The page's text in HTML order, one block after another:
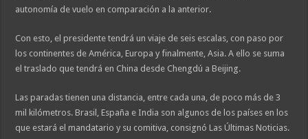
autonomía de vuelo en comparación a la anterior.
Con esto, el presidente tendrá un viaje de seis escalas, con paso por
los continentes de América, Europa y finalmente, Asia. A ello se suma
el traslado que tendrá en China desde Chengdú a Beijing.
Las paradas tienen una distancia, entre cada una, de poco más de 3
mil kilómetros. Brasil, España e India son algunos de los países en los
que estará el mandatario y su comitiva, consignó Las Últimas Noticias.